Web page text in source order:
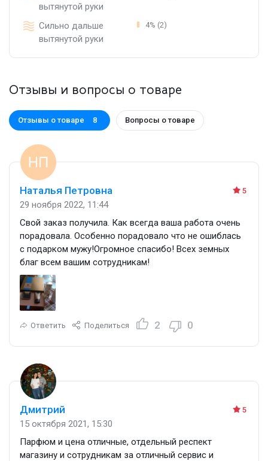
вытянутой руки
Сильно дальше
вытянутой руки
4% (2)
Отзывы и вопросы о товаре
Отзывы о товаре 8 Вопросы о товаре
5
Наталья Петровна
29 ноября 2022, 11:44
Свой заказ получила. Как всегда ваша работа очень
порадовала. Особенно порадовало что не ошиблась
с подарком мужу!Огромное спасибо! Всех земных
благ всем вашим сотрудникам!
Ответить Поделиться 2 0
5
Дмитрий
15 октября 2021, 15:30
Парфюм и цена отличные, отдельный респект
магазину и сотрудникам за отличный сервис и